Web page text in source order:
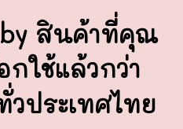
สินค้าที่คุณ
กใช้แล้วกว่า
ประเทศไทย